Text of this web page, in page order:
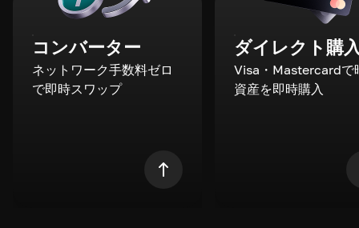
コンバーター
ネットワーク手数料ゼロ
で即時スワップ
ダイレクト購
Visa・Mastercardで
資産を即時購入